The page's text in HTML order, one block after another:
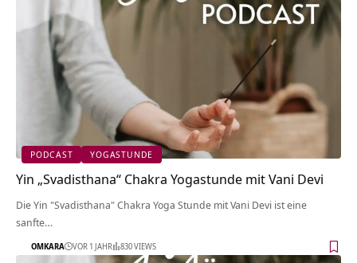
PODCAST YOGASTUNDE
Yin „Svadisthana“ Chakra Yogastunde mit Vani Devi
Die Yin "Svadisthana" Chakra Yoga Stunde mit Vani Devi ist eine
sanfte…
OMKARA VOR 1 JAHR 830 VIEWS